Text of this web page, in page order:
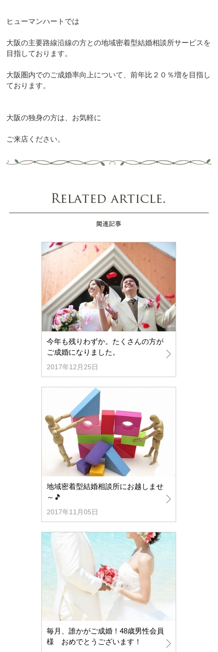
ヒューマンハートでは
大阪の主要路線沿線の方との地域密着型結婚相談所サービスを
目指しております。
大阪圏内でのご成婚率向上について、前年比２０％増を目指し
ております。
大阪の独身の方は、お気軽に
ご来店ください。
今年も残りわずか。たくさんの方が
ご成婚になりました。
2017年12月25日
地域密着型結婚相談所にお越しませ
～🎵
2017年11月05日
毎月、誰かがご成婚！48歳男性会員
様 おめでとうございます！